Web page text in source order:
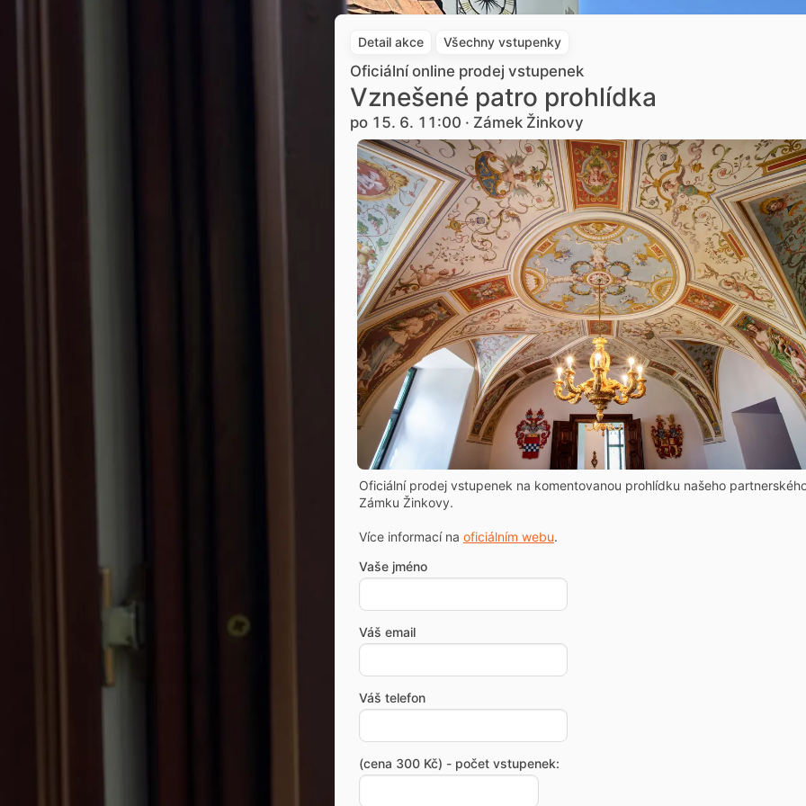
Detail akce Všechny vstupenky
Oficiální online prodej vstupenek
Vznešené patro prohlídka
po 15. 6. 11:00 · Zámek Žinkovy
Oficiální prodej vstupenek na komentovanou prohlídku našeho
Zámku Žinkovy.
Více informací na oficiálním webu.
Vaše jméno
Váš email
Váš telefon
(cena 300 Kč) - počet vstupenek: